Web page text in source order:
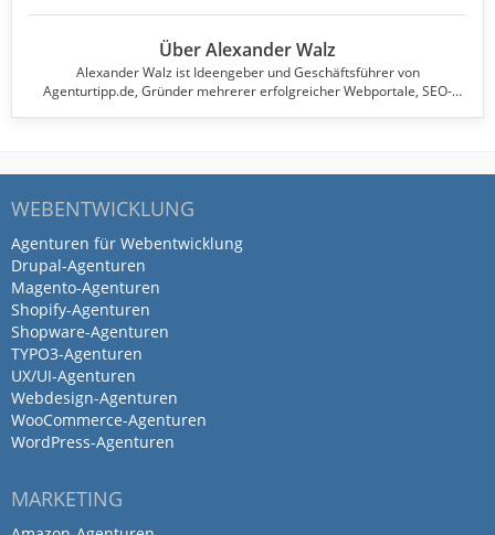
Über Alexander Walz
Alexander Walz ist Ideengeber und Geschäftsführer von
Agenturtipp.de, Gründer mehrerer erfolgreicher Webportale, SEO-
WEBENTWICKLUNG
Agenturen für Webentwicklung
Drupal-Agenturen
Magento-Agenturen
Shopify-Agenturen
Shopware-Agenturen
TYPO3-Agenturen
UX/UI-Agenturen
Webdesign-Agenturen
WooCommerce-Agenturen
WordPress-Agenturen
MARKETING